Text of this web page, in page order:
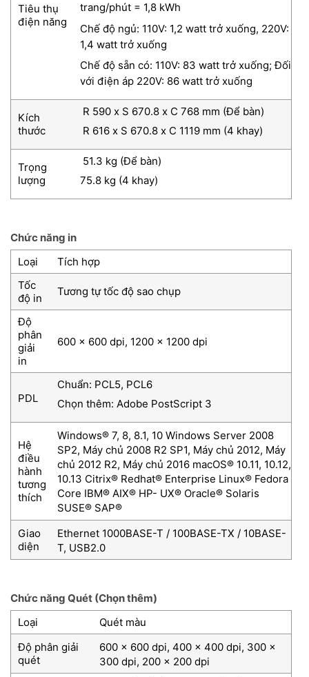
Tiêu thụ
điện năng
trang/phút = 1,8 kWh
Chế độ ngủ: 110V: 1,2 watt trở xuống, 220V:
1,4 watt trở xuống
Chế độ sẵn có: 110V: 83 watt trở xuống;Đối
với điện áp 220V: 86 watt trở xuống
Kích
thước
R 590 x S 670.8 x C 768 mm (Để bàn)
R 616 x S 670.8 x C 1119 mm (4 khay)
Trọng
lượng
51.3 kg (Để bàn)
75.8 kg (4 khay)
Chức năng in
Loại
Tích hợp
Tốc
độ in
Tương tự tốc độ sao chụp
Độ
phân
giải
in
600 x 600 dpi, 1200 x 1200 dpi
PDL
Chuẩn: PCL5, PCL6
Chọn thêm: Adobe PostScript 3
Hệ
điều
hành
tương
thích
Windows® 7, 8, 8.1, 10 Windows Server 2008
SP2, Máy chủ 2008 R2 SP1, Máy chủ 2012, Máy
chủ 2012 R2, Máy chủ 2016 macOS® 10.11, 10.12,
10.13 Citrix® Redhat® Enterprise Linux® Fedora
Core IBM® AIX® HP- UX® Oracle® Solaris
SUSE® SAP®
Giao
diện
Ethernet 1000BASE-T / 100BASE-TX / 10BASE-
T, USB2.0
Chức năng Quét (Chọn thêm)
Loại
Quét màu
Độ phân giải
quét
600 x 600 dpi, 400 x 400 dpi, 300 x
300 dpi, 200 x 200 dpi